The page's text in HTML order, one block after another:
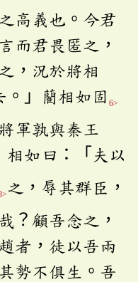
高義也。今君
而君畏匿之，
，況於將相
。」藺相如固 6>
軍孰與秦王
相如曰：「夫以
之，辱其群臣，
？顧吾念之，
者，徒以吾兩
勢不俱生。吾